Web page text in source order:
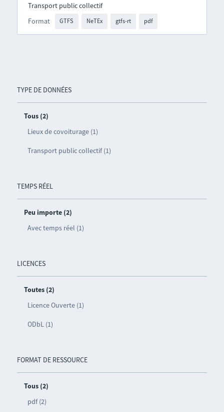
TYPE DE DONNÉES
Tous (2)
Lieux de covoiturage (1)
Transport public collectif (1)
TEMPS RÉEL
Peu importe (2)
Avec temps réel (1)
LICENCES
Toutes (2)
Licence Ouverte (1)
ODbL (1)
FORMAT DE RESSOURCE
Tous (2)
pdf (2)
Format GTFS NeTEx gtfs-rt pdf
Transport public collectif